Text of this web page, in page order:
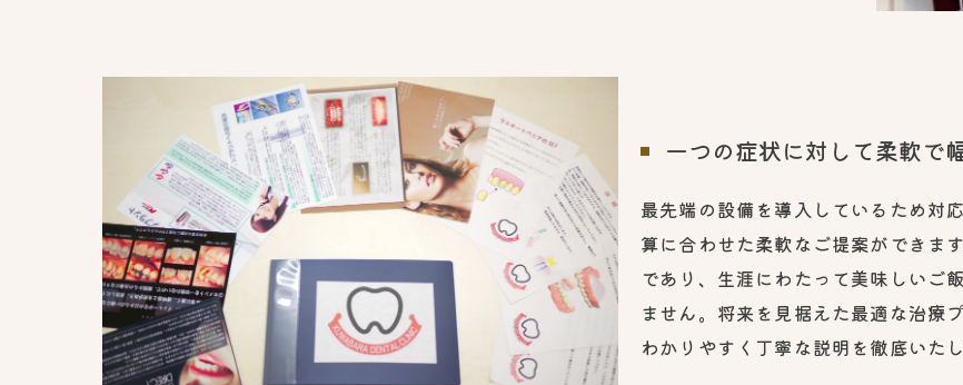
一つの症状に対して柔軟で
最先端の設備を導入しているため対
算に合わせた柔軟なご提案ができま
であり、生涯にわたって美味しいご
ません。将来を見据えた最適な治療
わかりやすく丁寧な説明を徹底いたし